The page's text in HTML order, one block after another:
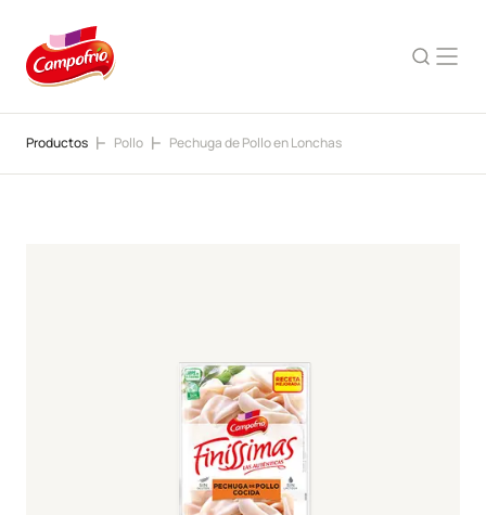
Productos Pollo Pechuga de Pollo en Lonchas